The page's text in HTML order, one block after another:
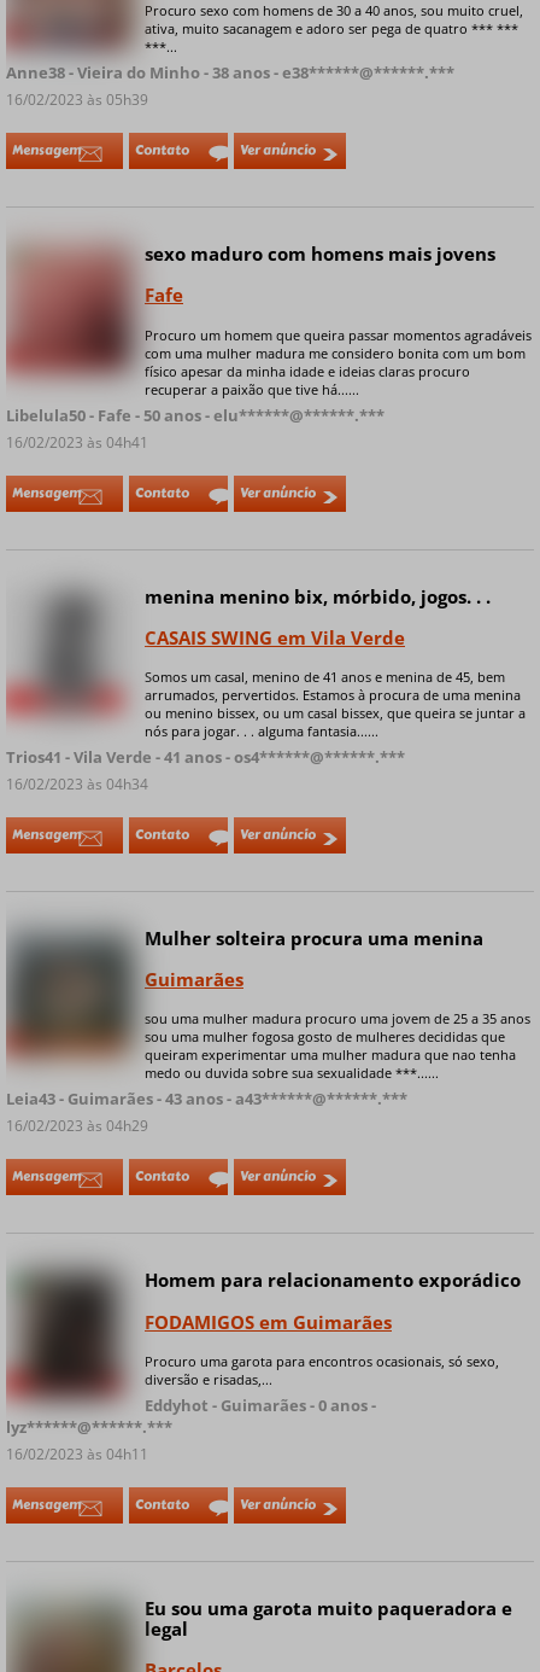
Procuro sexo com homens de 30 a 40 anos, sou muito cruel,
ativa, muito sacanagem e adoro ser pega de quatro *** ***
***...
Anne38 - Vieira do Minho - 38 anos - e38******@******.***
16/02/2023 às 05h39
Mensagem Contato Ver anúncio
+ 9 fotos privadas
sexo maduro com homens mais jovens
Fafe
Procuro um homem que queira passar momentos agradáveis
​​com uma mulher madura me considero bonita com um bom
físico apesar da minha idade e ideias claras procuro
recuperar a paixão que tive há......
Libelula50 - Fafe - 50 anos - elu******@******.***
16/02/2023 às 04h41
Mensagem Contato Ver anúncio
menina menino bix, mórbido, jogos. . .
CASAIS SWING em Vila Verde
Somos um casal, menino de 41 anos e menina de 45, bem
arrumados, pervertidos. Estamos à procura de uma menina
ou menino bissex, ou um casal bissex, que queira se juntar a
nós para jogar. . . alguma fantasia......
Trios41 - Vila Verde - 41 anos - os4******@******.***
16/02/2023 às 04h34
Mensagem Contato Ver anúncio
+ 4 fotos privadas
Mulher solteira procura uma menina
Guimarães
sou uma mulher madura procuro uma jovem de 25 a 35 anos
sou uma mulher fogosa gosto de mulheres decididas que
queiram experimentar uma mulher madura que nao tenha
medo ou duvida sobre sua sexualidade ***......
Leia43 - Guimarães - 43 anos - a43******@******.***
16/02/2023 às 04h29
Mensagem Contato Ver anúncio
Online
+ 4 fotos privadas
Homem para relacionamento exporádico
FODAMIGOS em Guimarães
Procuro uma garota para encontros ocasionais, só sexo,
diversão e risadas,...
Eddyhot - Guimarães - 0 anos -
lyz******@******.***
16/02/2023 às 04h11
Mensagem Contato Ver anúncio
Eu sou uma garota muito paqueradora e
legal